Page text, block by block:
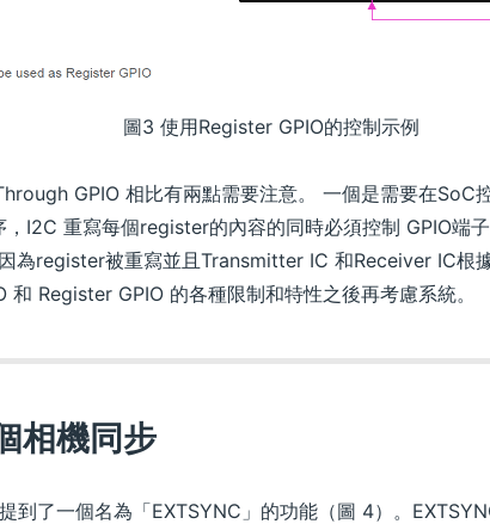
圖3 使用Register GPIO的控制示例
GPIO 相比有兩點需要注意。 一個是需要在SoC
I2C 重寫每個register的內容的同時必須控制 GPIO端子
為register被重寫並且Transmitter IC 和Receiver IC根
Register GPIO 的各種限制和特性之後再考慮系統。
相機同步
了一個名為「EXTSYNC」的功能（圖 4）。